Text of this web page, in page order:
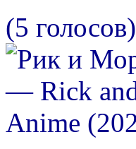
(5 голосов)